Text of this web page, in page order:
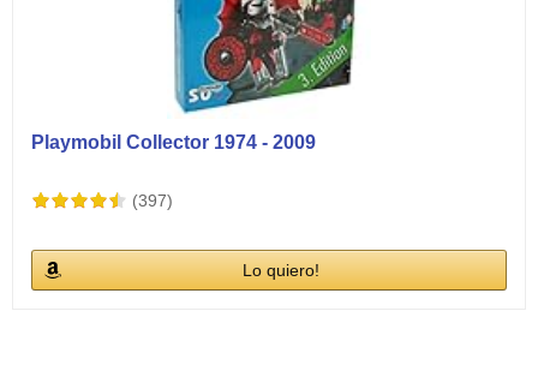
Playmobil Collector 1974 - 2009
(397)
Lo quiero!